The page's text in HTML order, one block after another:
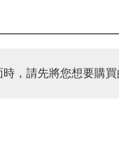
，請先將您想要購